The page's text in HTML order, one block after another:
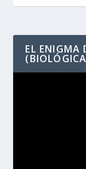
EL ENIGMA